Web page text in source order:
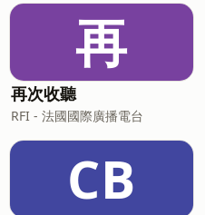
qui avait
de cette année
再
再次收聽
RFI - 法國國際廣播電台
CB